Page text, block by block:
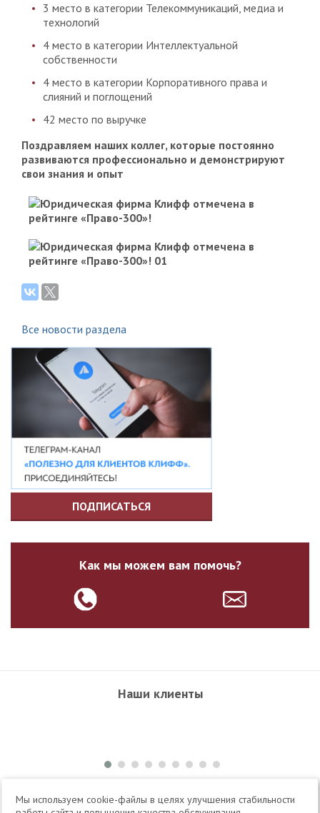
3 место в категории Телекоммуникаций, медиа и
технологий
4 место в категории Интеллектуальной
собственности
4 место в категории Корпоративного права и
слияний и поглощений
42 место по выручке
Поздравляем наших коллег, которые постоянно
развиваются профессионально и демонстрируют
свои знания и опыт
Все новости раздела
ПОДПИСАТЬСЯ
Как мы можем вам помочь?
Наши клиенты
+7 495 504-34-61
Мы используем cookie-файлы в целях улучшения стабильности